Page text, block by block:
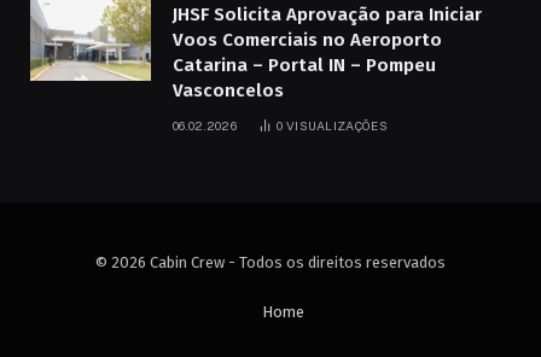
JHSF Solicita Aprovação para Iniciar
Voos Comerciais no Aeroporto
Catarina – Portal IN – Pompeu
Vasconcelos
06.02.2026 0 VISUALIZAÇÕES
© 2026 Cabin Crew - Todos os direitos reservados
Home